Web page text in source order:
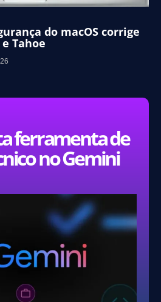
ferramenta de
no Gemini
do macOS corrige
Tahoe